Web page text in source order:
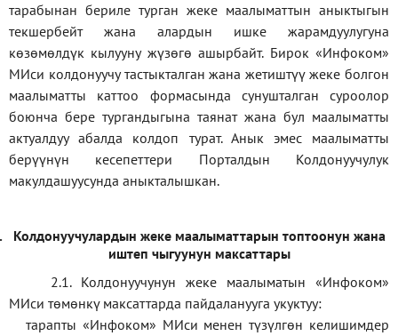
тарабынан бериле турган жеке маалыматтын аныктыгын
текшербейт жана алардын ишке жарамдуулугуна
көзөмөлдүк кылууну жүзөгө ашырбайт. Бирок «Инфоком»
МИси колдонуучу тастыкталган жана жетиштүү жеке болгон
маалыматты каттоо формасында сунушталган суроолор
боюнча бере тургандыгына таянат жана бул маалыматты
актуалдуу абалда колдоп турат. Анык эмес маалыматты
берүүнүн кесепеттери Порталдын Колдонуучулук
макулдашуусунда аныкталышкан.
Колдонуучулардын жеке маалыматтарын топтоонун жана
иштеп чыгуунун максаттары
2.1. Колдонуучунун жеке маалыматын «Инфоком»
МИси төмөнкү максаттарда пайдаланууга укуктуу:
тарапты «Инфоком» МИси менен түзүлгөн келишимдер